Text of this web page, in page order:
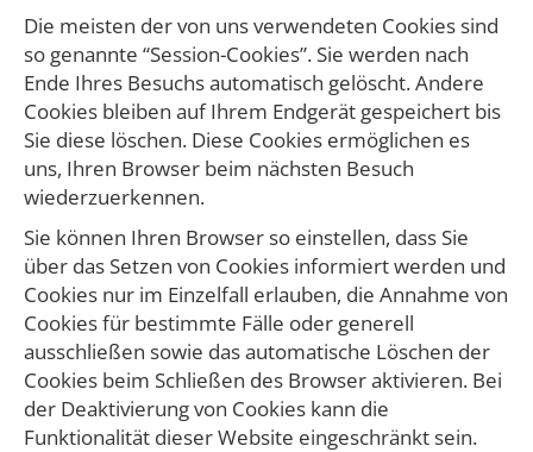
​Die meisten der von uns verwendeten Cookies sind
so genannte “Session-Cookies”. Sie werden nach
Ende Ihres Besuchs automatisch gelöscht. Andere
Cookies bleiben auf Ihrem Endgerät gespeichert bis
Sie diese löschen. Diese Cookies ermöglichen es
uns, Ihren Browser beim nächsten Besuch
wiederzuerkennen.
​Sie können Ihren Browser so einstellen, dass Sie
über das Setzen von Cookies informiert werden und
Cookies nur im Einzelfall erlauben, die Annahme von
Cookies für bestimmte Fälle oder generell
ausschließen sowie das automatische Löschen der
Cookies beim Schließen des Browser aktivieren. Bei
der Deaktivierung von Cookies kann die
Funktionalität dieser Website eingeschränkt sein.